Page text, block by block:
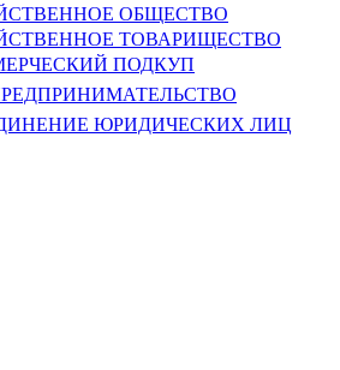
ОБЩЕСТВО
ТОВАРИЩЕСТВО
ПОДКУП
ЮРИДИЧЕСКИХ ЛИЦ